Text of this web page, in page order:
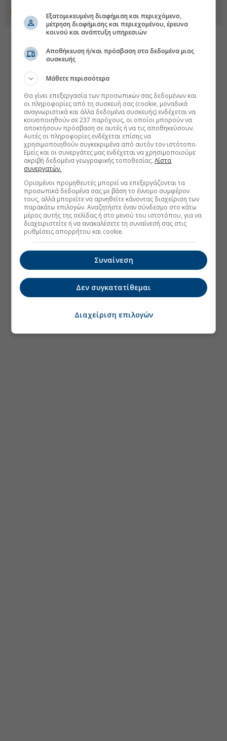
Προσθέστε το euro2day.gr στο Discover
Εξατομικευμένη διαφήμιση και περιεχόμενο,
μέτρηση διαφήμισης και περιεχομένου, έρευνα
κοινού και ανάπτυξη υπηρεσιών
Αποθήκευση ή/και πρόσβαση στα δεδομένα μιας
συσκευής
Μάθετε περισσότερα
Θα γίνει επεξεργασία των προσωπικών σας δεδομένων και
οι πληροφορίες από τη συσκευή σας (cookie, μοναδικά
αναγνωριστικά και άλλα δεδομένα συσκευής) ενδέχεται να
κοινοποιηθούν σε 237 παρόχους, οι οποίοι μπορούν να
αποκτήσουν πρόσβαση σε αυτές ή να τις αποθηκεύσουν.
Αυτές οι πληροφορίες ενδέχεται επίσης να
χρησιμοποιηθούν συγκεκριμένα από αυτόν τον ιστότοπο.
Εμείς και οι συνεργάτες μας ενδέχεται να χρησιμοποιούμε
ακριβή δεδομένα γεωγραφικής τοποθεσίας.Λίστα
συνεργατών.
Ορισμένοι προμηθευτές μπορεί να επεξεργάζονται τα
προσωπικά δεδομένα σας με βάση το έννομο συμφέρον
τους, αλλά μπορείτε να αρνηθείτε κάνοντας διαχείριση των
παρακάτω επιλογών. Αναζητήστε έναν σύνδεσμο στο κάτω
μέρος αυτής της σελίδας ή στο μενού του ιστοτόπου, για να
διαχειριστείτε ή να ανακαλέσετε τη συναίνεσή σας στις
ρυθμίσεις απορρήτου και cookie.
Συναίνεση
Δεν συγκατατίθεμαι
Διαχείριση επιλογών